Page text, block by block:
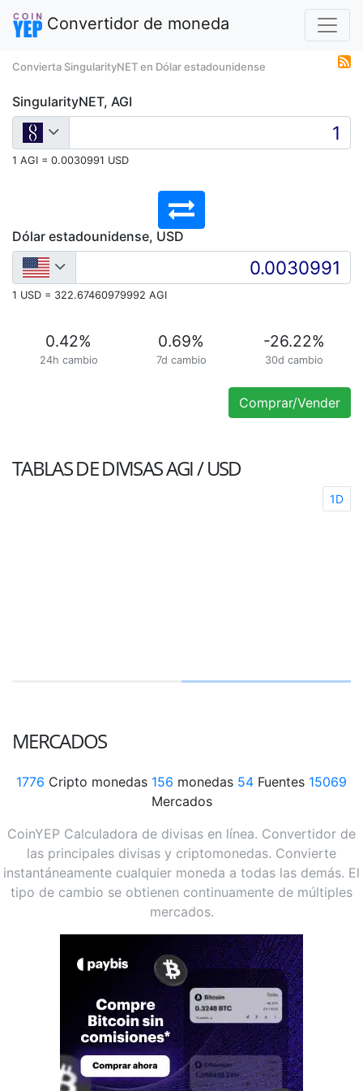
Convertidor de moneda
Convierta SingularityNET en Dólar estadounidense
SingularityNET, AGI
1 AGI = 0.0030991 USD
Dólar estadounidense, USD
1 USD = 322.67460979992 AGI
0.42%
24h cambio
0.69%
7d cambio
-26.22%
30d cambio
Comprar/Vender
TABLAS DE DIVISASAGI / USD
1D
MERCADOS
1776 Cripto monedas 156 monedas 54 Fuentes 15069
Mercados
CoinYEP Calculadora de divisas en línea. Convertidor de
las principales divisas y criptomonedas. Convierte
instantáneamente cualquier moneda a todas las demás. El
tipo de cambio se obtienen continuamente de múltiples
mercados.